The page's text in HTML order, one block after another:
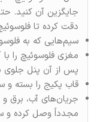
جایگزین آن کنید.
دقت کرده تا
سیم‌هایی که به
مغزی‌ فلوسوئیچ را
پس از آن پنل جلوی
قاب پکیج را بسته و
جریان‌های آب، برق و
مجدداً وصل کرده و